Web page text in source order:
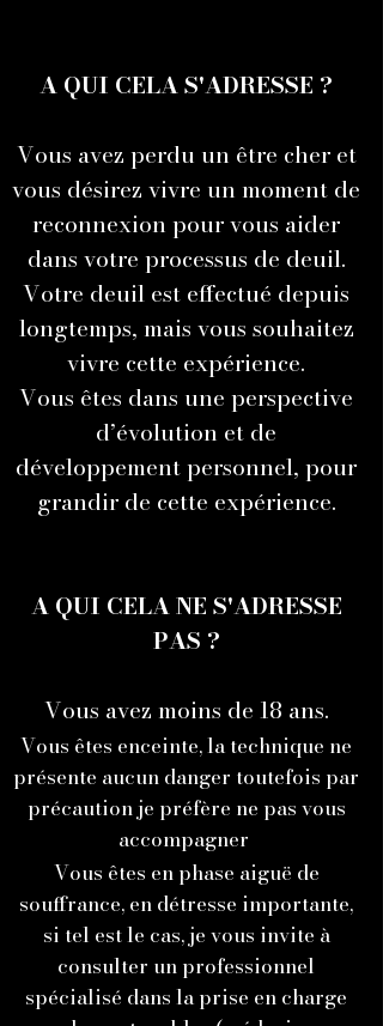
A QUI CELA S'ADRESSE ?
Vous avez perdu un être cher et
vous désirez vivre un moment de
reconnexion pour vous aider
dans votre processus de deuil.
Votre deuil est effectué depuis
longtemps, mais vous souhaitez
vivre cette expérience.
Vous êtes dans une perspective
d’évolution et de
développement personnel, pour
grandir de cette expérience.
A QUI CELA NE S'ADRESSE
PAS ?
Vous avez moins de 18 ans.
Vous êtes enceinte, la technique ne
présente aucun danger toutefois par
précaution je préfère ne pas vous
accompagner
Vous êtes en phase aiguë de
souffrance, en détresse importante,
si tel est le cas, je vous invite à
consulter un professionnel
spécialisé dans la prise en charge